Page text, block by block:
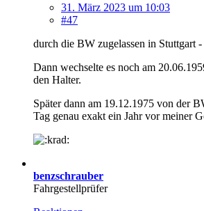
31. März 2023 um 10:03
#47
durch die BW zugelassen in Stuttgart -
Dann wechselte es noch am
den Halter.
Später dann am 19.12.1975 von der
Tag genau exakt ein Jahr vor meiner
benzschrauber
Fahrgestellprüfer